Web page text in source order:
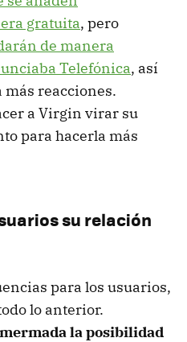
gratuita, pero
de manera
Telefónica, así
más reacciones.
a Virgin virar su
para hacerla más
su relación
para los usuarios,
lo anterior.
mermada la posibilidad